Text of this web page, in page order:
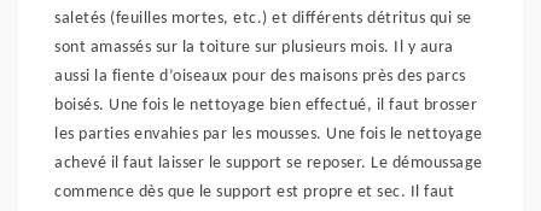
saletés (feuilles mortes, etc.) et différents détritus qui se
sont amassés sur la toiture sur plusieurs mois. Il y aura
aussi la fiente d’oiseaux pour des maisons près des parcs
boisés. Une fois le nettoyage bien effectué, il faut brosser
les parties envahies par les mousses. Une fois le nettoyage
achevé il faut laisser le support se reposer. Le démoussage
commence dès que le support est propre et sec. Il faut